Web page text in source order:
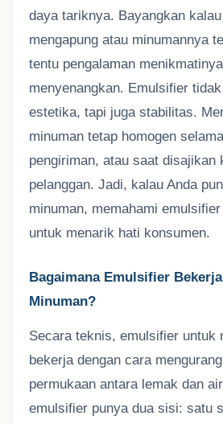
daya tariknya. Bayangkan
mengapung atau minumannya
tentu pengalaman
menyenangkan. Emulsifier
estetika, tapi juga stabilitas.
minuman tetap homogen
pengiriman, atau saat disajikan
pelanggan. Jadi, kalau Anda
minuman, memahami
untuk menarik hati konsumen.
Bagaimana Emulsifier
Minuman?
Secara teknis, emulsifier untuk
bekerja dengan cara
permukaan antara lemak dan
emulsifier punya dua sisi: satu